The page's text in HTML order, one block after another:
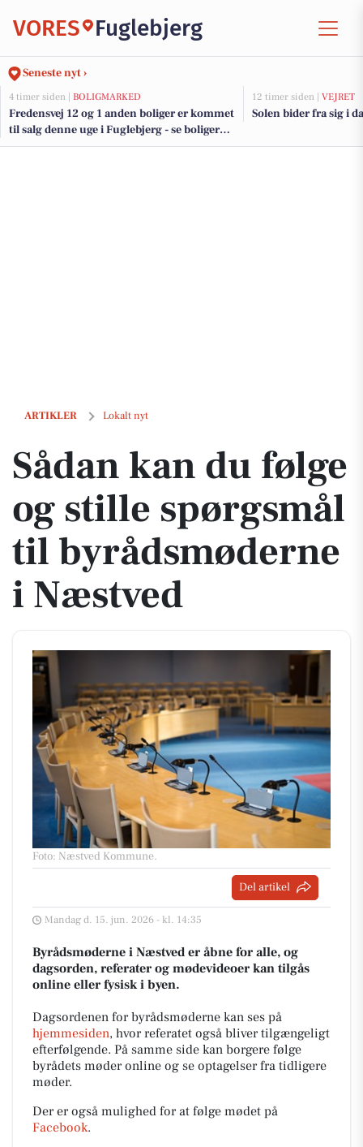
VORES Fuglebjerg
Seneste nyt ›
4 timer siden | BOLIGMARKED
Fredensvej 12 og 1 anden boliger er kommet
til salg denne uge i Fuglebjerg - se boligerne
her.
12 timer siden | VEJRET
Solen bider fra sig i
ARTIKLER Lokalt nyt
Sådan kan du følge og stille spørgsmål til byrådsmøderne i Næstved
Sådan kan du følge
og stille spørgsmål
til byrådsmøderne
i Næstved
Foto: Næstved Kommune.
Del artikel
Mandag d. 15. jun. 2026 - kl. 14:35
Byrådsmøderne i Næstved er åbne for alle, og
dagsorden, referater og mødevideoer kan tilgås
online eller fysisk i byen.
Dagsordenen for byrådsmøderne kan ses på
hjemmesiden, hvor referatet også bliver tilgængeligt
efterfølgende. På samme side kan borgere følge
byrådets møder online og se optagelser fra tidligere
møder.
Der er også mulighed for at følge mødet på
Facebook.